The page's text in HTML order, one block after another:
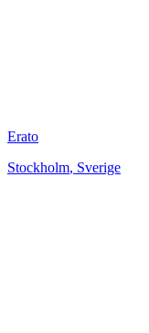
Erato
Stockholm, Sverige